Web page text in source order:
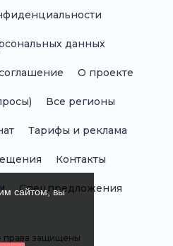
сайтом, вы
данных
О проекте
Все регионы
Тарифы и реклама
Контакты
Спецпредложения
права защищены